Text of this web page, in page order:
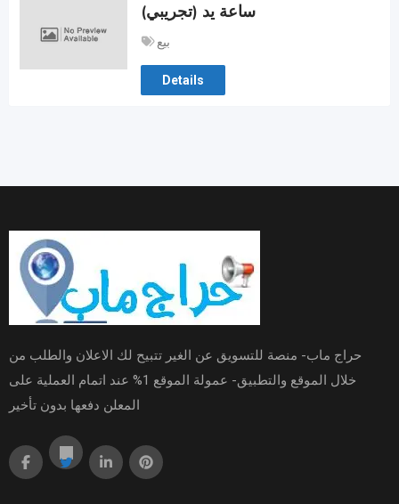
ساعة يد (تجريبي)
بيع
Details
حراج ماب- منصة للتسويق عن الغير تتبيح لك الاعلان والطلب من
خلال الموقع والتطبيق- عمولة الموقع 1% عند اتمام العملية على
المعلن دفعها بدون تأخير